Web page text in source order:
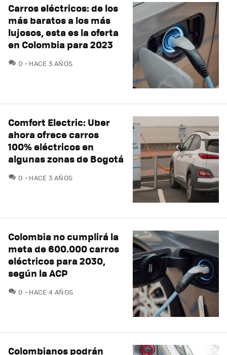
Carros eléctricos: de los
más baratos a los más
lujosos, esta es la oferta
en Colombia para 2023
0 COMENTARIOS
HACE 3 AÑOS
Comfort Electric: Uber
ahora ofrece carros
100% eléctricos en
algunas zonas de Bogotá
0 COMENTARIOS
HACE 3 AÑOS
Colombia no cumplirá la
meta de 600.000 carros
eléctricos para 2030,
según la ACP
0 COMENTARIOS
HACE 4 AÑOS
Colombianos podrán